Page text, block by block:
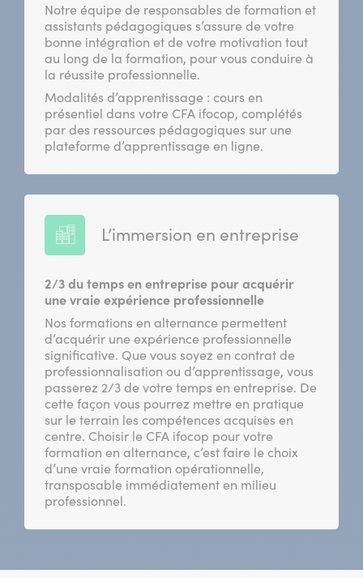
Notre équipe de responsables de formation et
assistants pédagogiques s’assure de votre
bonne intégration et de votre motivation tout
au long de la formation, pour vous conduire à
la réussite professionnelle.
Modalités d’apprentissage : cours en
présentiel dans votre CFA ifocop, complétés
par des ressources pédagogiques sur une
plateforme d’apprentissage en ligne.
L’immersion en entreprise
2/3 du temps en entreprise pour acquérir
une vraie expérience professionnelle
Nos formations en alternance permettent
d’acquérir une expérience professionnelle
significative. Que vous soyez en contrat de
professionnalisation ou d’apprentissage, vous
passerez 2/3 de votre temps en entreprise. De
cette façon vous pourrez mettre en pratique
sur le terrain les compétences acquises en
centre. Choisir le CFA ifocop pour votre
formation en alternance, c’est faire le choix
d’une vraie formation opérationnelle,
transposable immédiatement en milieu
professionnel.